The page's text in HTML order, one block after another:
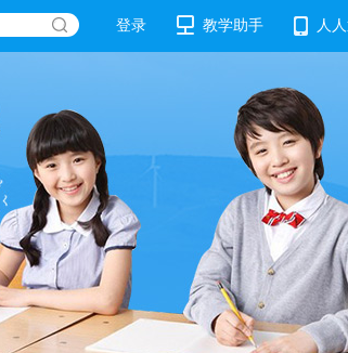
登录 教学助手 人